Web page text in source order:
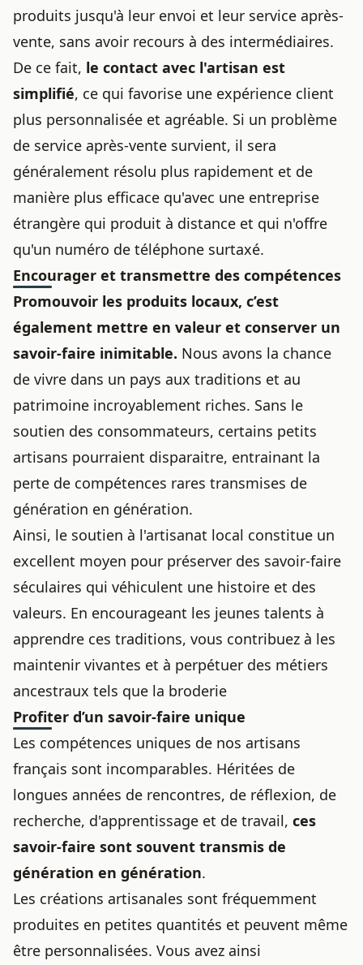
produits jusqu'à leur envoi et leur service après-
vente, sans avoir recours à des intermédiaires.
De ce fait, le contact avec l'artisan est
simplifié, ce qui favorise une expérience client
plus personnalisée et agréable. Si un problème
de service après-vente survient, il sera
généralement résolu plus rapidement et de
manière plus efficace qu'avec une entreprise
étrangère qui produit à distance et qui n'offre
qu'un numéro de téléphone surtaxé.
Encourager et transmettre des compétences
Promouvoir les produits locaux, c’est
également mettre en valeur et conserver un
savoir-faire inimitable. Nous avons la chance
de vivre dans un pays aux traditions et au
patrimoine incroyablement riches. Sans le
soutien des consommateurs, certains petits
artisans pourraient disparaitre, entrainant la
perte de compétences rares transmises de
génération en génération.
Ainsi, le soutien à l'artisanat local constitue un
excellent moyen pour préserver des savoir-faire
séculaires qui véhiculent une histoire et des
valeurs. En encourageant les jeunes talents à
apprendre ces traditions, vous contribuez à les
maintenir vivantes et à perpétuer des métiers
ancestraux tels que la broderie
Profiter d’un savoir-faire unique
Les compétences uniques de nos artisans
français sont incomparables. Héritées de
longues années de rencontres, de réflexion, de
recherche, d'apprentissage et de travail, ces
savoir-faire sont souvent transmis de
génération en génération.
Les créations artisanales sont fréquemment
produites en petites quantités et peuvent même
être personnalisées. Vous avez ainsi